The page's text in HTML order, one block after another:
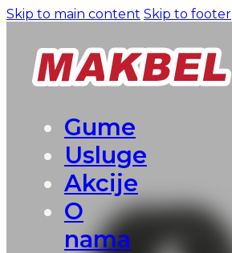
Skip to main content Skip to footer
Gume
Usluge
Akcije
O
nama